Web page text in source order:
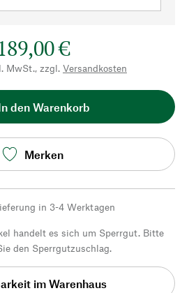
€
MwSt., zzgl. Versandkosten
den Warenkorb
Merken
in 3-4 Werktagen
handelt es sich um Sperrgut. Bitte
den Sperrgutzuschlag.
im Warenhaus